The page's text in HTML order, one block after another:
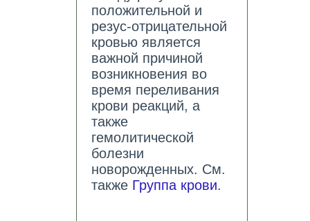
положительной и
резус-отрицательной
кровью является
важной причиной
возникновения во
время переливания
крови реакций, а
также
гемолитической
болезни
новорожденных. См.
также Группа крови.